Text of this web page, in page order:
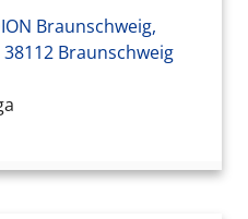
Braunschweig,
Braunschweig